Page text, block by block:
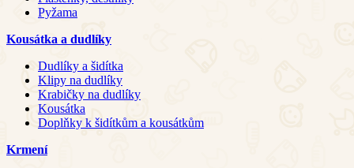
Pyžama
Kousátka a dudlíky
Dudlíky a šidítka
Klipy na dudlíky
Krabičky na dudlíky
Kousátka
Doplňky k šidítkům a kousátkům
Krmení